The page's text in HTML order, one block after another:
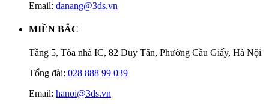
Email: danang@3ds.vn
MIỀN BẮC
Tầng 5, Tòa nhà IC, 82 Duy Tân, Phường Cầu Giấy, Hà Nội
Tổng đài: 028 888 99 039
Email: hanoi@3ds.vn